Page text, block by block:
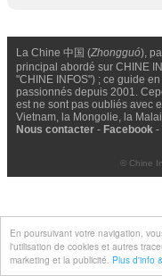
En poursuivant votre navigation,
l'utilisation de cookies et autres
marketing et la publicité. Plus d'info
La Chine 中国 (Zhongguó),
principal abordé sur CHINE
"CHINE INFOS") ; ce guide
passionnés depuis 2001.
est ne sont pas oubliés avec
Vietnam, la Mongolie, la
Nous contacter - Facebook -
© Chine